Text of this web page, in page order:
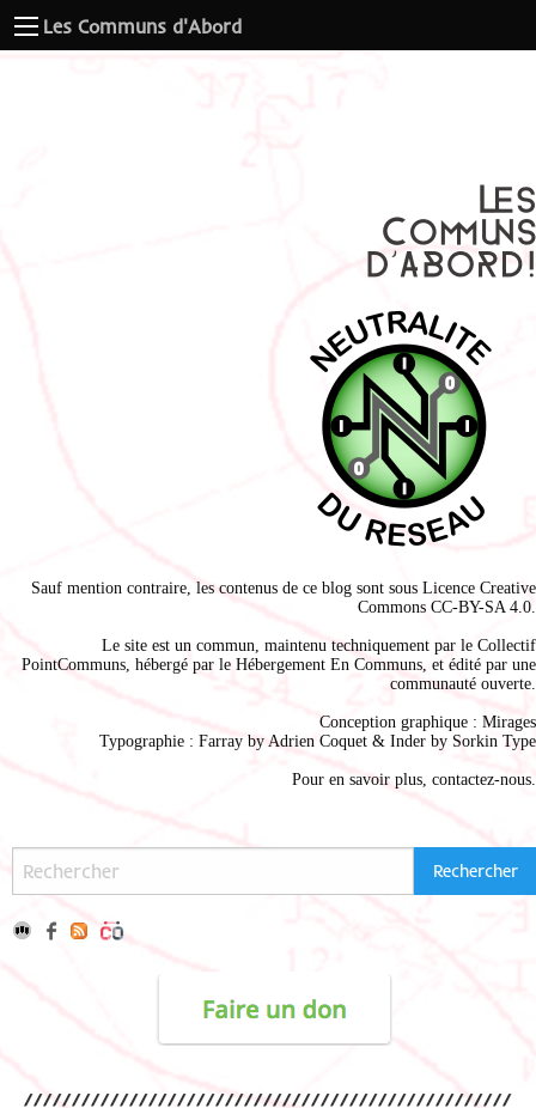
Les Communs d'Abord
Sauf mention contraire, les contenus de ce blog sont sous Licence Creative
Commons CC-BY-SA 4.0
Le site est un commun, maintenu techniquement par le Collectif
PointCommuns , hébergé par le Hébergement En Communs , et édité par une
communauté ouverte.
Conception graphique : Mirages
Typographie : Farray by Adrien Coquet & Inder by Sorkin Type
Pour en savoir plus, contactez-nous